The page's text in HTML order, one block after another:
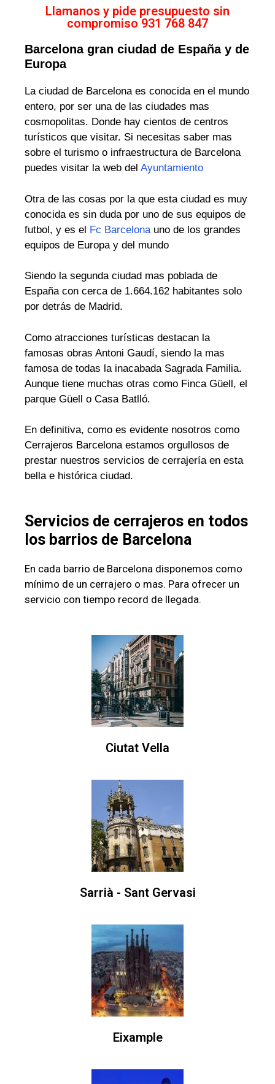
Llamanos y pide presupuesto sin
compromiso 931 768 847
Barcelona gran ciudad de España y de
Europa
La ciudad de Barcelona es conocida en el mundo
entero, por ser una de las ciudades mas
cosmopolitas. Donde hay cientos de centros
turísticos que visitar. Si necesitas saber mas
sobre el turismo o infraestructura de Barcelona
puedes visitar la web del Ayuntamiento
Otra de las cosas por la que esta ciudad es muy
conocida es sin duda por uno de sus equipos de
futbol, y es el Fc Barcelonauno de los grandes
equipos de Europa y del mundo
Siendo la segunda ciudad mas poblada de
España con cerca de 1.664.162 habitantes solo
por detrás de Madrid.
Como atracciones turísticas destacan la
famosas obras Antoni Gaudí, siendo la mas
famosa de todas la inacabada Sagrada Familia.
Aunque tiene muchas otras como Finca Güell, el
parque Güell o Casa Batlló.
En definitiva, como es evidente nosotros como
Cerrajeros Barcelona estamos orgullosos de
prestar nuestros servicios de cerrajería en esta
bella e histórica ciudad.
Servicios de cerrajeros en todos
los barrios de Barcelona
En cada barrio de Barcelona disponemos como
mínimo de un cerrajero o mas. Para ofrecer un
servicio con tiempo record de llegada.
Ciutat Vella
Sarrià - Sant Gervasi
Eixample